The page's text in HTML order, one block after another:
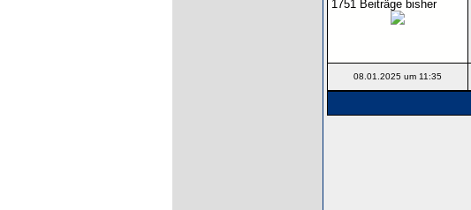
1751 Beiträge bisher
08.01.2025 um 11:35